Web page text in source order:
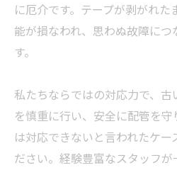
に厄介です。テープが剥がれ
能が損なわれ、思わぬ故障に
す。
私たちならではの対応力で、
を慎重に行い、安全に配管を
は対応できないと言われたケー
ださい。経験豊富なスタッフ